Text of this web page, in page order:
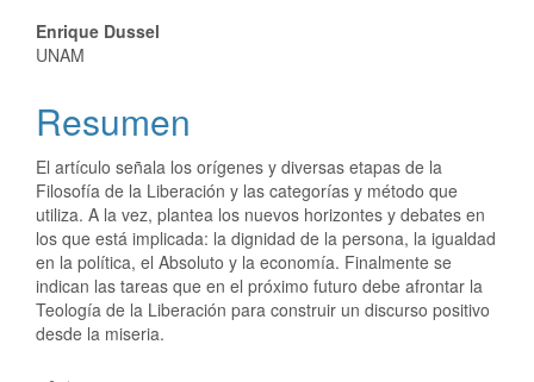
Enrique Dussel
UNAM
Resumen
El artículo señala los orígenes y diversas etapas de la
Filosofía de la Liberación y las categorías y método que
utiliza. A la vez, plantea los nuevos horizontes y debates en
los que está implicada: la dignidad de la persona, la igualdad
en la política, el Absoluto y la economía. Finalmente se
indican las tareas que en el próximo futuro debe afrontar la
Teología de la Liberación para construir un discurso positivo
desde la miseria.